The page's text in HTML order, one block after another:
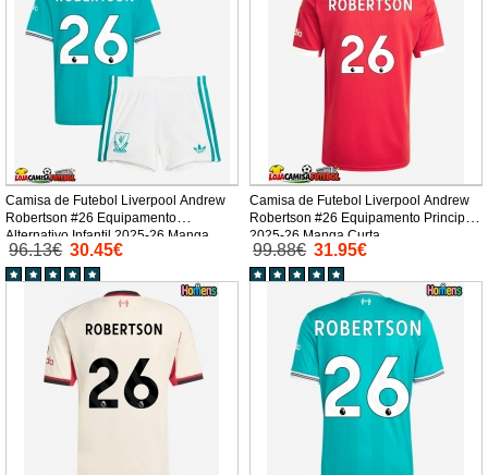
Camisa de Futebol Liverpool Andrew
Robertson #26 Equipamento
Alternativo Infantil 2025-26 Manga
Curta (+ Calças curtas)
96.13€ 30.45€
Camisa de Futebol Liverpool Andrew
Robertson #26 Equipamento Principal
2025-26 Manga Curta
99.88€ 31.95€